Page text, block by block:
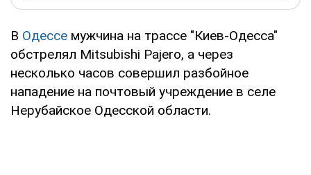
В Одессе мужчина на трассе "Киев-Одесса"
обстрелял Mitsubishi Pajero, а через
несколько часов совершил разбойное
нападение на почтовый учреждение в селе
Нерубайское Одесской области.